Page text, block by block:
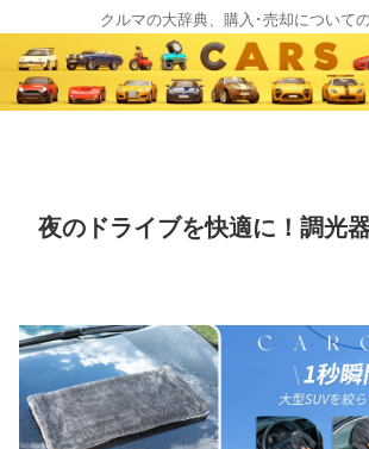
クルマの大辞典、購入･売却についての
夜のドライブを快適に！調光